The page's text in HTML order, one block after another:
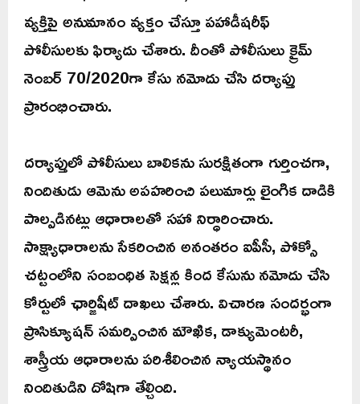
వ్యక్తిపై అనుమానం వ్యక్తం చేస్తూ పహాడీషరీఫ్
పోలీసులకు ఫిర్యాదు చేశారు. దీంతో పోలీసులు క్రైమ్
నెంబర్ 70/2020గా కేసు నమోదు చేసి దర్యాప్తు
ప్రారంభించారు.
దర్యాప్తులో పోలీసులు బాలికను సురక్షితంగా గుర్తించగా,
నిందితుడు ఆమెను అపహరించి పలుమార్లు లైంగిక దాడికి
పాల్పడినట్లు ఆధారాలతో సహా నిర్ధారించారు.
సాక్ష్యాధారాలను సేకరించిన అనంతరం ఐపీసీ, పోక్సో
చట్టంలోని సంబంధిత సెక్షన్ల కింద కేసును నమోదు చేసి
కోర్టులో ఛార్జిషీట్ దాఖలు చేశారు. విచారణ సందర్భంగా
ప్రాసిక్యూషన్ సమర్పించిన మౌఖిక, డాక్యుమెంటరీ,
శాస్త్రీయ ఆధారాలను పరిశీలించిన న్యాయస్థానం
నిందితుడిని దోషిగా తేల్చింది.